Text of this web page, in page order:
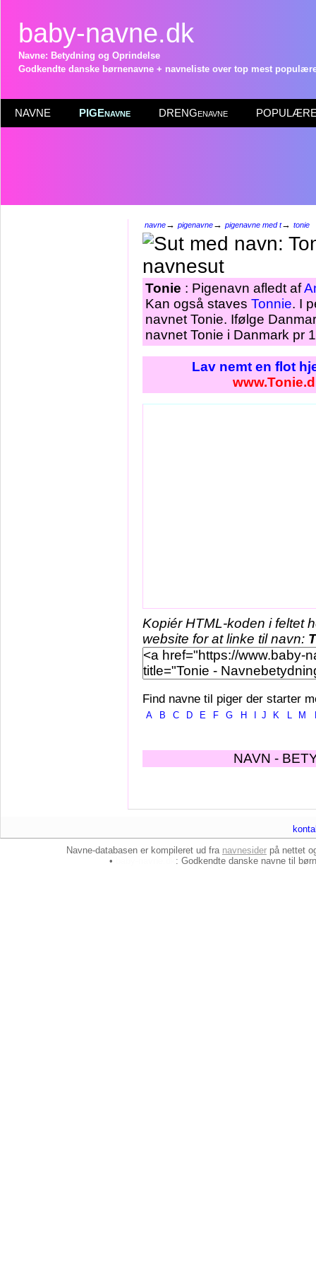
baby-navne.dk
Navne: Betydning og Oprindelse
Godkendte danske børnenavne + navneliste over top mest
NAVNE PIGEnavne DRENGenavne POPULÆRE
navne→ pigenavne→ pigenavne med t→ tonie
Tonie : Pigenavn afledt af
Kan også staves Tonnie. I
navnet Tonie. Ifølge
navnet Tonie i Danmark pr
Lav nemt en flot
Kopiér HTML-koden i feltet
website for at linke til navn:
Find navne til piger der starter
A B C D E F G H J K L M
NAVN -
Navne-databasen er kompileret ud fra navnesider på nettet
•
: Godkendte danske navne til børn